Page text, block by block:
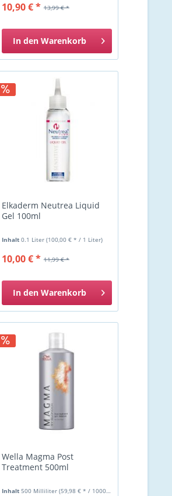
13,99 € *
10,90 € *
In den Warenkorb
Elkaderm Neutrea Liquid
Gel 100ml
Inhalt 0.1 Liter (100,00 € * / 1 Liter)
11,99 € *
10,00 € *
In den Warenkorb
Wella Magma Post
Treatment 500ml
Inhalt 500 Milliliter (59,98 € * / 1000 Milliliter)